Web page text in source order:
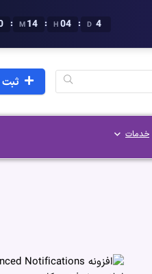
4
D
:
04
H
:
13
M
:
ثبت
خدمات